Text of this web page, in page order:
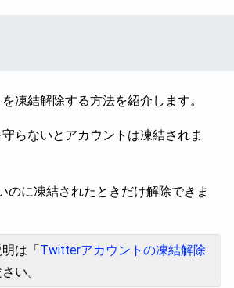
凍結解除する方法を紹介します。
らないとアカウントは凍結されま
のに凍結されたときだけ解除できま
は「Twitterアカウントの凍結解除
い。